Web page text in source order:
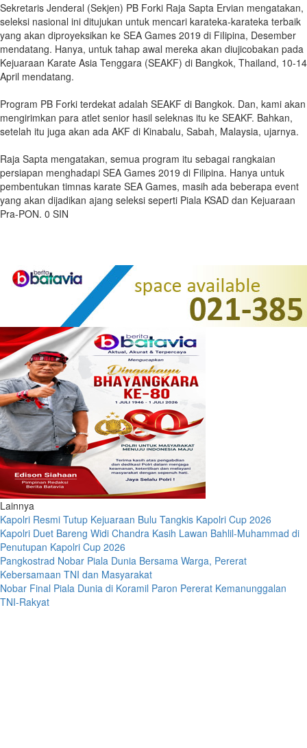
Sekretaris Jenderal (Sekjen) PB Forki Raja Sapta Ervian mengatakan,
seleksi nasional ini ditujukan untuk mencari karateka-karateka terbaik
yang akan diproyeksikan ke SEA Games 2019 di FiIipina, Desember
mendatang. Hanya, untuk tahap awal mereka akan diujicobakan pada
Kejuaraan Karate Asia Tenggara (SEAKF) di Bangkok, Thailand, 10-14
April mendatang.
Program PB Forki terdekat adalah SEAKF di Bangkok. Dan, kami akan
mengirimkan para atlet senior hasil seleknas itu ke SEAKF. Bahkan,
setelah itu juga akan ada AKF di Kinabalu, Sabah, Malaysia, ujarnya.
Raja Sapta mengatakan, semua program itu sebagai rangkaian
persiapan menghadapi SEA Games 2019 di Filipina. Hanya untuk
pembentukan timnas karate SEA Games, masih ada beberapa event
yang akan dijadikan ajang seleksi seperti Piala KSAD dan Kejuaraan
Pra-PON. 0 SIN
Lainnya
Kapolri Resmi Tutup Kejuaraan Bulu Tangkis Kapolri Cup 2026
Kapolri Duet Bareng Widi Chandra Kasih Lawan Bahlil-Muhammad di
Penutupan Kapolri Cup 2026
Pangkostrad Nobar Piala Dunia Bersama Warga, Pererat
Kebersamaan TNI dan Masyarakat
Nobar Final Piala Dunia di Koramil Paron Pererat Kemanunggalan
TNI-Rakyat